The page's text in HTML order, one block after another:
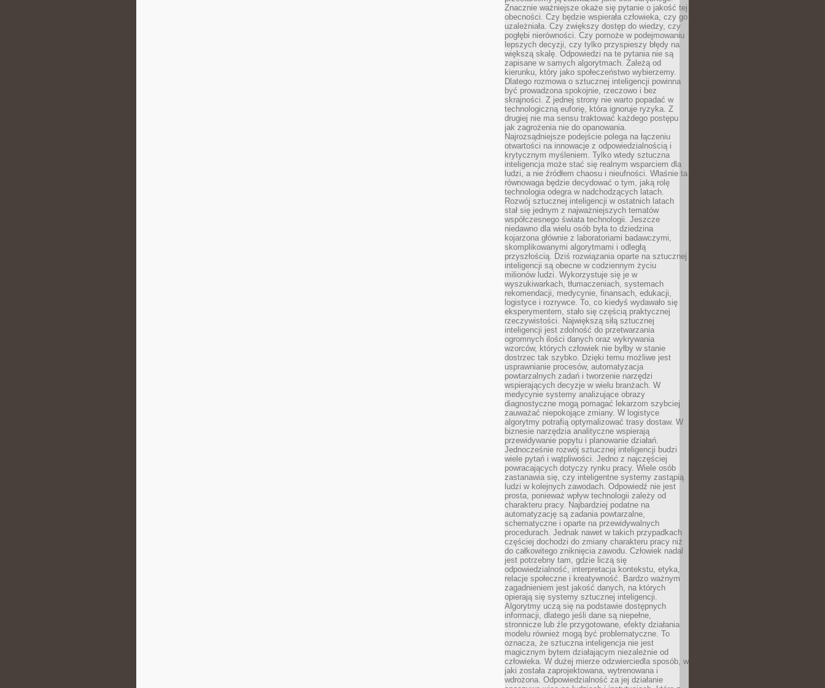
Znacznie ważniejsze okaże się pytanie o jakość tej
obecności. Czy będzie wspierała człowieka, czy go
uzależniała. Czy zwiększy dostęp do wiedzy, czy
pogłębi nierówności. Czy pomoże w podejmowaniu
lepszych decyzji, czy tylko przyspieszy błędy na
większą skalę. Odpowiedzi na te pytania nie są
zapisane w samych algorytmach. Zależą od
kierunku, który jako społeczeństwo wybierzemy.
Dlatego rozmowa o sztucznej inteligencji powinna
być prowadzona spokojnie, rzeczowo i bez
skrajności. Z jednej strony nie warto popadać w
technologiczną euforię, która ignoruje ryzyka. Z
drugiej nie ma sensu traktować każdego postępu
jak zagrożenia nie do opanowania.
Najrozsądniejsze podejście polega na łączeniu
otwartości na innowacje z odpowiedzialnością i
krytycznym myśleniem. Tylko wtedy sztuczna
inteligencja może stać się realnym wsparciem dla
ludzi, a nie źródłem chaosu i nieufności. Właśnie ta
równowaga będzie decydować o tym, jaką rolę
technologia odegra w nadchodzących latach.
Rozwój sztucznej inteligencji w ostatnich latach
stał się jednym z najważniejszych tematów
współczesnego świata technologii. Jeszcze
niedawno dla wielu osób była to dziedzina
kojarzona głównie z laboratoriami badawczymi,
skomplikowanymi algorytmami i odległą
przyszłością. Dziś rozwiązania oparte na sztucznej
inteligencji są obecne w codziennym życiu
milionów ludzi. Wykorzystuje się je w
wyszukiwarkach, tłumaczeniach, systemach
rekomendacji, medycynie, finansach, edukacji,
logistyce i rozrywce. To, co kiedyś wydawało się
eksperymentem, stało się częścią praktycznej
rzeczywistości. Największą siłą sztucznej
inteligencji jest zdolność do przetwarzania
ogromnych ilości danych oraz wykrywania
wzorców, których człowiek nie byłby w stanie
dostrzec tak szybko. Dzięki temu możliwe jest
usprawnianie procesów, automatyzacja
powtarzalnych zadań i tworzenie narzędzi
wspierających decyzje w wielu branżach. W
medycynie systemy analizujące obrazy
diagnostyczne mogą pomagać lekarzom szybciej
zauważać niepokojące zmiany. W logistyce
algorytmy potrafią optymalizować trasy dostaw. W
biznesie narzędzia analityczne wspierają
przewidywanie popytu i planowanie działań.
Jednocześnie rozwój sztucznej inteligencji budzi
wiele pytań i wątpliwości. Jedno z najczęściej
powracających dotyczy rynku pracy. Wiele osób
zastanawia się, czy inteligentne systemy zastąpią
ludzi w kolejnych zawodach. Odpowiedź nie jest
prosta, ponieważ wpływ technologii zależy od
charakteru pracy. Najbardziej podatne na
automatyzację są zadania powtarzalne,
schematyczne i oparte na przewidywalnych
procedurach. Jednak nawet w takich przypadkach
częściej dochodzi do zmiany charakteru pracy niż
do całkowitego zniknięcia zawodu. Człowiek nadal
jest potrzebny tam, gdzie liczą się
odpowiedzialność, interpretacja kontekstu, etyka,
relacje społeczne i kreatywność. Bardzo ważnym
zagadnieniem jest jakość danych, na których
opierają się systemy sztucznej inteligencji.
Algorytmy uczą się na podstawie dostępnych
informacji, dlatego jeśli dane są niepełne,
stronnicze lub źle przygotowane, efekty działania
modelu również mogą być problematyczne. To
oznacza, że sztuczna inteligencja nie jest
magicznym bytem działającym niezależnie od
człowieka. W dużej mierze odzwierciedla sposób, w
jaki została zaprojektowana, wytrenowana i
wdrożona. Odpowiedzialność za jej działanie